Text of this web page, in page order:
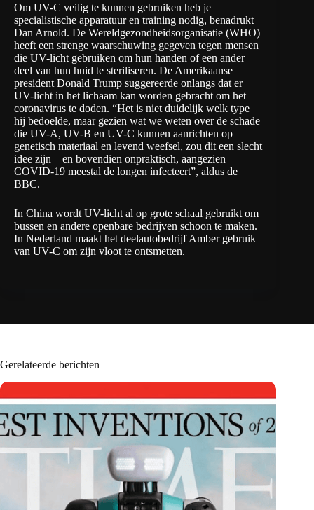
Om UV-C veilig te kunnen gebruiken heb je
specialistische apparatuur en training nodig, benadrukt
Dan Arnold. De Wereldgezondheidsorganisatie (WHO)
heeft een strenge waarschuwing gegeven tegen mensen
die UV-licht gebruiken om hun handen of een ander
deel van hun huid te steriliseren. De Amerikaanse
president Donald Trump suggereerde onlangs dat er
UV-licht in het lichaam kan worden gebracht om het
coronavirus te doden. “Het is niet duidelijk welk type
hij bedoelde, maar gezien wat we weten over de schade
die UV-A, UV-B en UV-C kunnen aanrichten op
genetisch materiaal en levend weefsel, zou dit een slecht
idee zijn – en bovendien onpraktisch, aangezien
COVID-19 meestal de longen infecteert”, aldus de
BBC.
In China wordt UV-licht al op grote schaal gebruikt om
bussen en andere openbare bedrijven schoon te maken.
In Nederland maakt het deelautobedrijf Amber gebruik
van UV-C om zijn vloot te ontsmetten.
Gerelateerde berichten